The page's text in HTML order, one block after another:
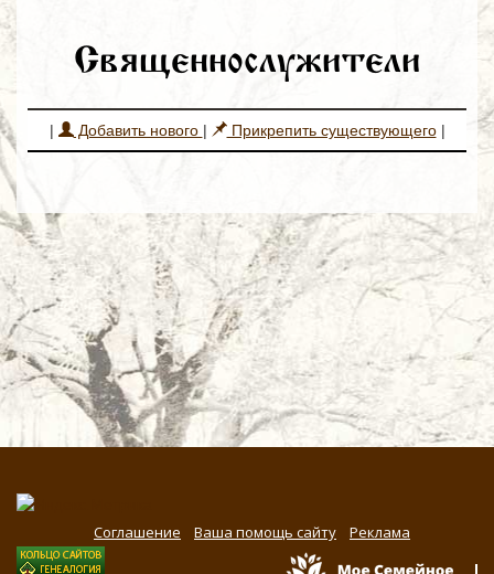
Священнослужители
| Добавить нового | Прикрепить существующего|
Соглашение Ваша помощь сайту Реклама